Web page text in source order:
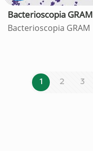
Bacterioscopia GRAM
Bacterioscopia GRAM
1 2 3